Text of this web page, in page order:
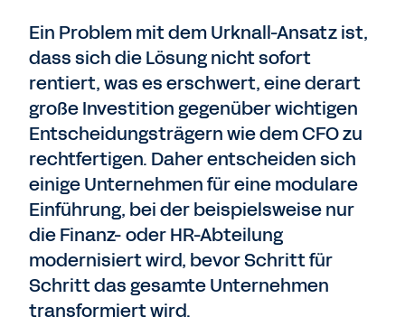
Ein Problem mit dem Urknall-Ansatz ist,
dass sich die Lösung nicht sofort
rentiert, was es erschwert, eine derart
große Investition gegenüber wichtigen
Entscheidungsträgern wie dem CFO zu
rechtfertigen. Daher entscheiden sich
einige Unternehmen für eine modulare
Einführung, bei der beispielsweise nur
die Finanz- oder HR-Abteilung
modernisiert wird, bevor Schritt für
Schritt das gesamte Unternehmen
transformiert wird.